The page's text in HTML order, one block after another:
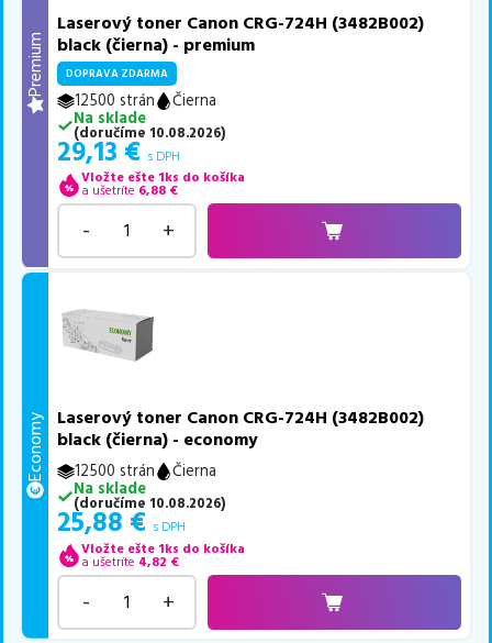
Premium
Laserový toner Canon CRG-724H (3482B002)
black (čierna) - premium
DOPRAVA ZDARMA
12500 strán
Čierna
Na sklade
(doručíme 10.08.2026)
29,13 € s DPH
Vložte ešte 1ks do košíka
a ušetríte 6,88 €
- +
Economy
Laserový toner Canon CRG-724H (3482B002)
black (čierna) - economy
12500 strán
Čierna
Na sklade
(doručíme 10.08.2026)
25,88 € s DPH
Vložte ešte 1ks do košíka
a ušetríte 4,82 €
- +